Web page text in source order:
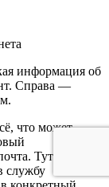
информация об
Справа —
что может
Тут же
службу